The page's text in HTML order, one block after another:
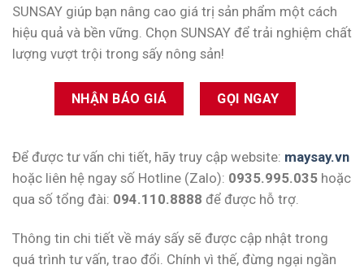
SUNSAY giúp bạn nâng cao giá trị sản phẩm một cách
hiệu quả và bền vững. Chọn SUNSAY để trải nghiệm chất
lượng vượt trội trong sấy nông sản!
NHẬN BÁO GIÁ GỌI NGAY
Để được tư vấn chi tiết, hãy truy cập website: maysay.vn
hoặc liên hệ ngay số Hotline (Zalo): 0935.995.035 hoặc
qua số tổng đài: 094.110.8888 để được hỗ trợ.
Thông tin chi tiết về máy sấy sẽ được cập nhật trong
quá trình tư vấn, trao đổi. Chính vì thế, đừng ngại ngần